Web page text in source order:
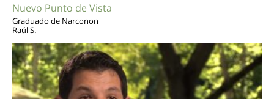
Nuevo Punto de Vista
Graduado de Narconon
Raúl S.